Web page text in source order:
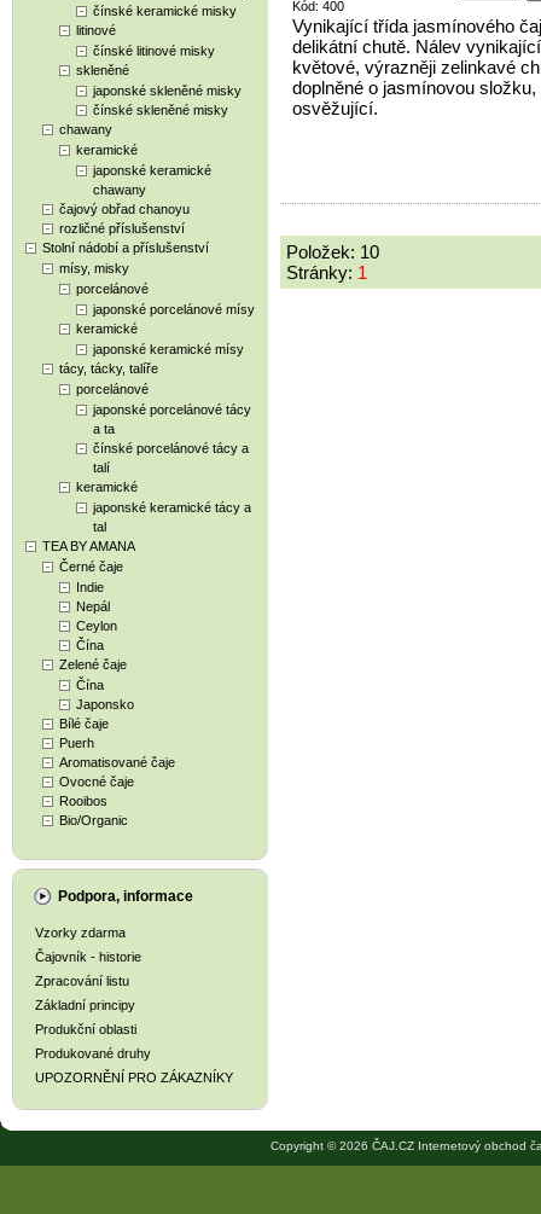
čínské keramické misky
litinové
čínské litinové misky
skleněné
japonské skleněné misky
čínské skleněné misky
chawany
keramické
japonské keramické
chawany
čajový obřad chanoyu
rozličné příslušenství
Stolní nádobí a příslušenství
mísy, misky
porcelánové
japonské porcelánové mísy
keramické
japonské keramické mísy
tácy, tácky, talíře
porcelánové
japonské porcelánové tácy
a ta
čínské porcelánové tácy a
talí
keramické
japonské keramické tácy a
tal
TEA BY AMANA
Černé čaje
Indie
Nepál
Ceylon
Čína
Zelené čaje
Čína
Japonsko
Bílé čaje
Puerh
Aromatisované čaje
Ovocné čaje
Rooibos
Bio/Organic
Podpora, informace
Vzorky zdarma
Čajovník - historie
Zpracování listu
Základní principy
Produkční oblasti
Produkované druhy
UPOZORNĚNÍ PRO ZÁKAZNÍKY
Kód: 400
Vynikající třída jasmínového
delikátní chutě. Nálev vynikající
květové, výrazněji zelinkavé
doplněné o jasmínovou složku,
osvěžující.
Položek: 10
Stránky: 1
Copyright © 2026 ČAJ.CZ Internetový obchod